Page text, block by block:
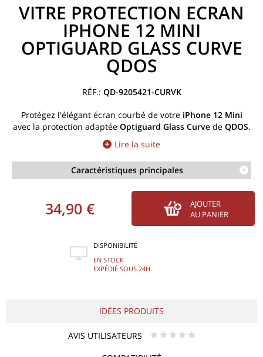
VITRE PROTECTION ECRAN
IPHONE 12 MINI
OPTIGUARD GLASS CURVE
QDOS
QD-9205421-CURVK
Protégez l'élégant écran courbé de votre iPhone 12 Mini
avec la protection adaptée Optiguard Glass Curvede QDOS.
Lire la suite
Caractéristiques principales
34,90 €
AJOUTER
AU PANIER
DISPONIBILITÉ
EN STOCK
EXPÉDIÉ SOUS 24H
IDÉES PRODUITS
AVIS UTILISATEURS * * * * *